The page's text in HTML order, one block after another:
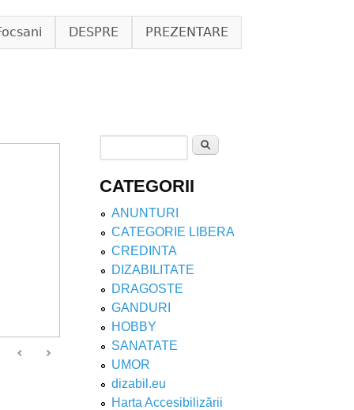
DESPRE PREZENTARE
Search form
CATEGORII
ANUNTURI
CATEGORIE LIBERA
CREDINTA
DIZABILITATE
DRAGOSTE
GANDURI
HOBBY
SANATATE
UMOR
dizabil.eu
Harta Accesibilizării